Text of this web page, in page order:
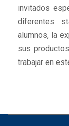
invitados
diferentes
alumnos, la
sus
trabajar en